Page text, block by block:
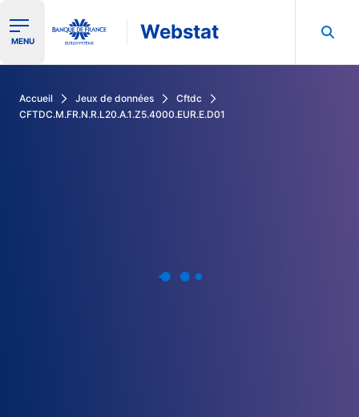
Ouvrir le menu de navigation
MENU Webstat
Accueil Jeux de données
Cftdc
CFTDC.M.FR.N.R.L20.A.1.Z5.4000.EUR.E.D01